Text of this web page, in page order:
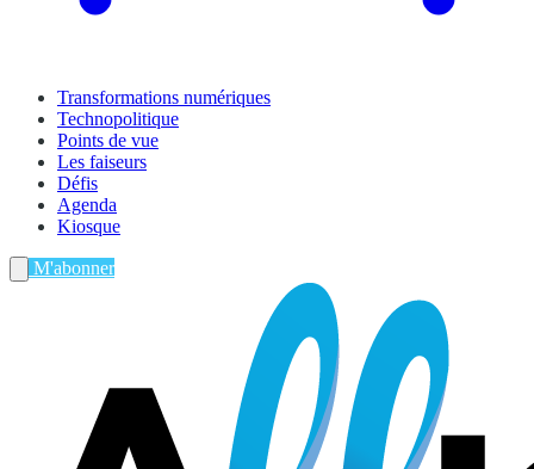
Transformations numériques
Technopolitique
Points de vue
Les faiseurs
Défis
Agenda
Kiosque
M'abonner